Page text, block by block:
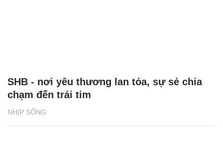
NHỊP SỐNG
SHB - nơi yêu thương lan tỏa, sự sẻ chia
chạm đến trái tim